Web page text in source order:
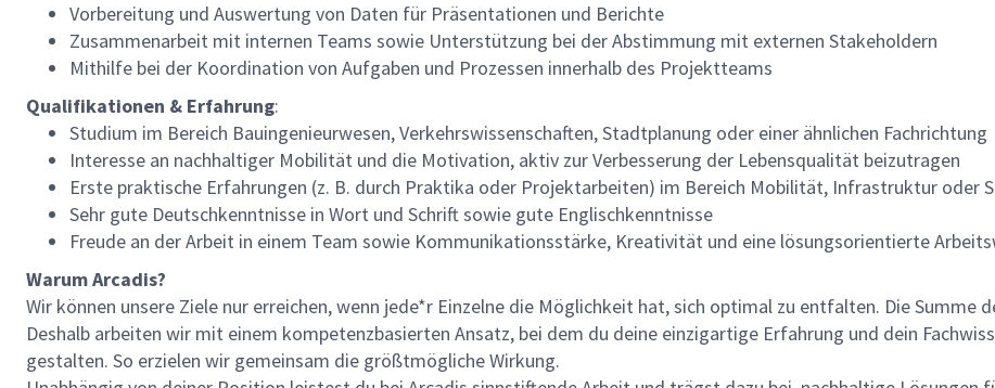
Vorbereitung und Auswertung von Daten für Präsentationen und Berichte
Zusammenarbeit mit internen Teams sowie Unterstützung bei der Abstimmung mit externen Stakeholdern
Mithilfe bei der Koordination von Aufgaben und Prozessen innerhalb des Projektteams
Qualifikationen & Erfahrung:
Studium im Bereich Bauingenieurwesen, Verkehrswissenschaften, Stadtplanung oder einer ähnlichen Fachrichtung
Interesse an nachhaltiger Mobilität und die Motivation, aktiv zur Verbesserung der Lebensqualität beizutragen
Erste praktische Erfahrungen (z. B. durch Praktika oder Projektarbeiten) im Bereich Mobilität, Infrastruktur oder
Sehr gute Deutschkenntnisse in Wort und Schrift sowie gute Englischkenntnisse
Freude an der Arbeit in einem Team sowie Kommunikationsstärke, Kreativität und eine lösungsorientierte
Warum Arcadis?
Wir können unsere Ziele nur erreichen, wenn jede*r Einzelne die Möglichkeit hat, sich optimal zu entfalten. Die Summe
Deshalb arbeiten wir mit einem kompetenzbasierten Ansatz, bei dem du deine einzigartige Erfahrung und dein
gestalten. So erzielen wir gemeinsam die größtmögliche Wirkung.